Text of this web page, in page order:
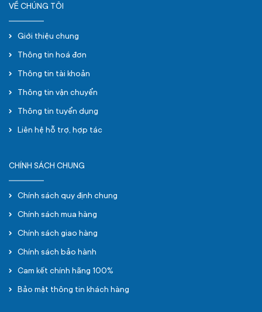
VỀ CHÚNG TÔI
Giới thiệu chung
Thông tin hoá đơn
Thông tin tài khoản
Thông tin vận chuyển
Thông tin tuyển dụng
Liên hệ hỗ trợ, hợp tác
CHÍNH SÁCH CHUNG
Chính sách quy định chung
Chính sách mua hàng
Chính sách giao hàng
Chính sách bảo hành
Cam kết chính hãng 100%
Bảo mật thông tin khách hàng